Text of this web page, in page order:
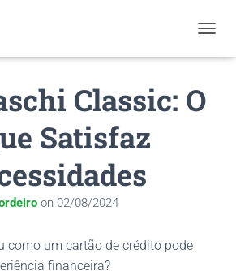
Classic: O
Satisfaz
on 02/08/2024
como um cartão de crédito pode
financeira?